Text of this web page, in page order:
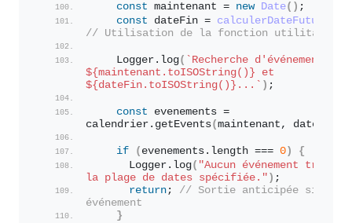
const maintenant = new Date( ) ;
const dateFin = calculerDateFuture
// Utilisation de la fonction utilitaire
    Logger.
log(
${maintenant.toISOString()}
${dateFin.toISOString()} ...` ) ;
const evenements =
calendrier. getEvents(maintenant, dateFin
if ( evenements. length === 0 )
{
      Logger.
log( "Aucun événement trouvé
la plage de dates spécifiée." ) ;
return; // Sortie anticipée si
événement
}